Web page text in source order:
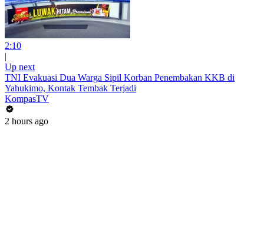
2:10
|
Up next
TNI Evakuasi Dua Warga Sipil Korban Penembakan KKB di
Yahukimo, Kontak Tembak Terjadi
KompasTV
2 hours ago